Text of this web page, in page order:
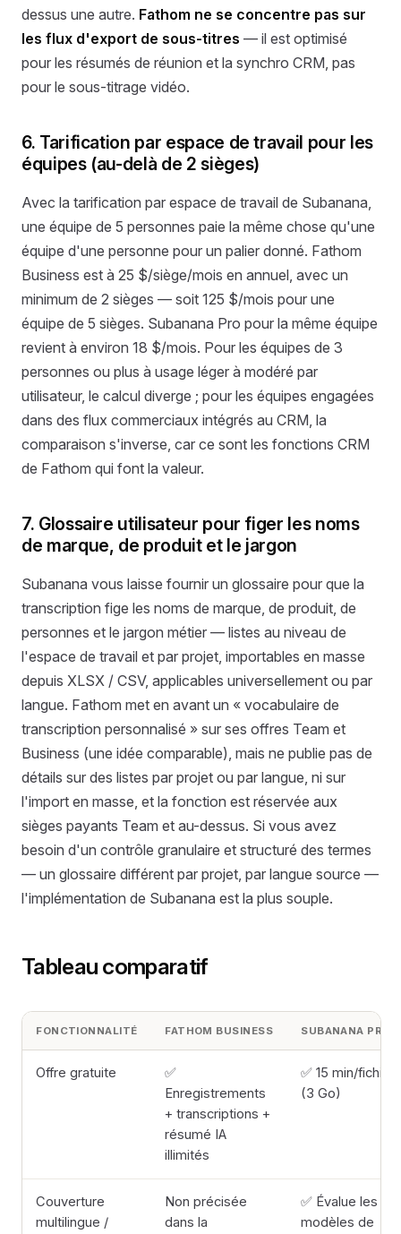
dessus une autre. Fathom ne se concentre pas sur
les flux d'export de sous-titres — il est optimisé
pour les résumés de réunion et la synchro CRM, pas
pour le sous-titrage vidéo.
6. Tarification par espace de travail pour les
équipes (au-delà de 2 sièges)
Avec la tarification par espace de travail de Subanana,
une équipe de 5 personnes paie la même chose qu'une
équipe d'une personne pour un palier donné. Fathom
Business est à 25 $/siège/mois en annuel, avec un
minimum de 2 sièges — soit 125 $/mois pour une
équipe de 5 sièges. Subanana Pro pour la même équipe
revient à environ 18 $/mois. Pour les équipes de 3
personnes ou plus à usage léger à modéré par
utilisateur, le calcul diverge ; pour les équipes engagées
dans des flux commerciaux intégrés au CRM, la
comparaison s'inverse, car ce sont les fonctions CRM
de Fathom qui font la valeur.
7. Glossaire utilisateur pour figer les noms
de marque, de produit et le jargon
Subanana vous laisse fournir un glossaire pour que la
transcription fige les noms de marque, de produit, de
personnes et le jargon métier — listes au niveau de
l'espace de travail et par projet, importables en masse
depuis XLSX / CSV, applicables universellement ou par
langue. Fathom met en avant un « vocabulaire de
transcription personnalisé » sur ses offres Team et
Business (une idée comparable), mais ne publie pas de
détails sur des listes par projet ou par langue, ni sur
l'import en masse, et la fonction est réservée aux
sièges payants Team et au-dessus. Si vous avez
besoin d'un contrôle granulaire et structuré des termes
— un glossaire différent par projet, par langue source —
l'implémentation de Subanana est la plus souple.
Tableau comparatif
FONCTIONNALITÉ FATHOM BUSINESS SUBANANA PRO
Offre gratuite
✅
Enregistrements
+ transcriptions +
résumé IA
illimités
✅ 15 min/fichier
(3 Go)
Couverture
multilingue /
Non précisée
dans la
✅ Évalue les
modèles de